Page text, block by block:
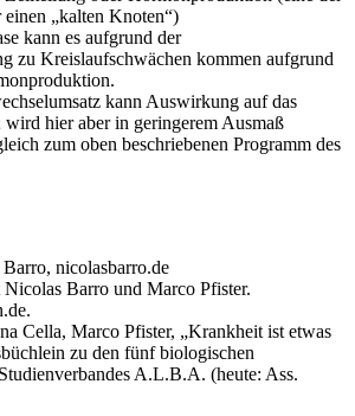
„kalten Knoten“)
kann es aufgrund der
zu Kreislaufschwächen kommen aufgrund
kann Auswirkung auf das
hier aber in geringerem Ausmaß
zum oben beschriebenen Programm des
nicolasbarro.de
Barro und Marco Pfister.
Cella, Marco Pfister, „Krankheit ist etwas
zu den fünf biologischen
A.L.B.A. (heute: Ass.